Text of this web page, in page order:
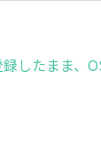
したまま、